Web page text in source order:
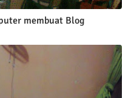
membuat Blog